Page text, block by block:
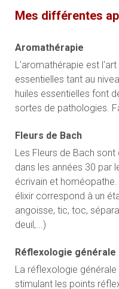
Mes différentes
Aromathérapie
L'aromathérapie est
essentielles tant au
huiles essentielles font
sortes de pathologies.
Fleurs de Bach
Les Fleurs de Bach
dans les années 30 par
écrivain et
élixir correspond à un
angoisse, tic, toc,
deuil,...)
Réflexologie générale
La réflexologie
stimulant les points